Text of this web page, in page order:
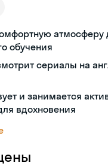
атмосферу
обучения
сериалы на
и занимается
вдохновения